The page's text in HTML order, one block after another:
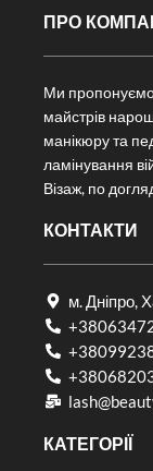
ПРО
Ми
майстрів
манікюру та
ламінування
Візаж, по
КОНТАКТИ
м. Дніпро,
КАТЕГОРІЇ